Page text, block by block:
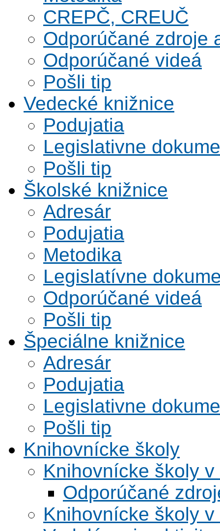
CREPČ, CREUČ
Odporúčané zdroje
Odporúčané videá
Pošli tip
Vedecké knižnice
Podujatia
Legislativne
Pošli tip
Školské knižnice
Adresár
Podujatia
Metodika
Legislatívne
Odporúčané videá
Pošli tip
Špeciálne knižnice
Adresár
Podujatia
Legislativne
Pošli tip
Knihovnícke školy
Knihovnícke školy v
Odporúčané
Knihovnícke školy v